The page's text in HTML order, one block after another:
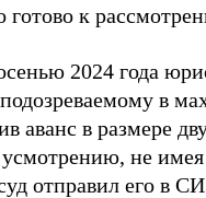
к
2024 года
в
аванс в размере
не
отправил его в